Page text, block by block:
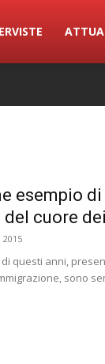
esempio
del cuore
2015
questi anni,
sono